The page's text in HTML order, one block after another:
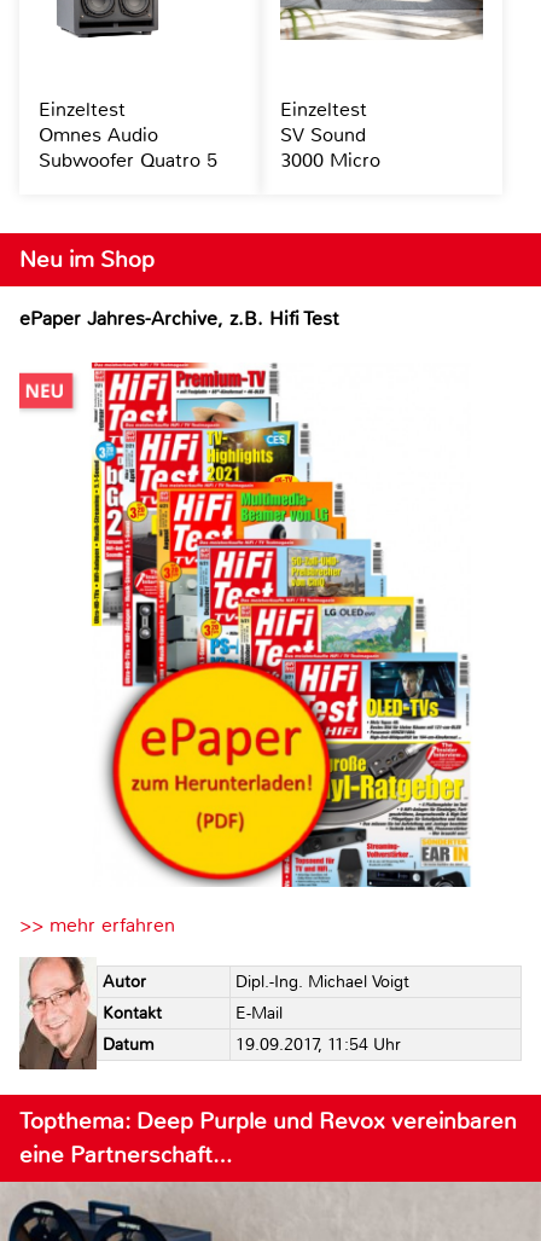
Neu im Shop
ePaper Jahres-Archive, z.B. Hifi Test
>> mehr erfahren
Autor
Dipl.-Ing. Michael Voigt
Kontakt
E-Mail
Datum
19.09.2017, 11:54 Uhr
Topthema: Deep Purple und Revox vereinbaren
eine Partnerschaft…
Einzeltest
Omnes Audio
Subwoofer Quatro 5
Einzeltest
SV Sound
3000 Micro